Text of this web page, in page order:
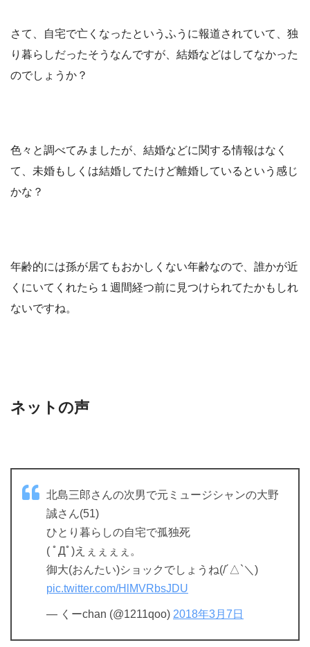
さて、自宅で亡くなったというふうに報道されていて、独
り暮らしだったそうなんですが、結婚などはしてなかった
のでしょうか？
色々と調べてみましたが、結婚などに関する情報はなく
て、未婚もしくは結婚してたけど離婚しているという感じ
かな？
年齢的には孫が居てもおかしくない年齢なので、誰かが近
くにいてくれたら１週間経つ前に見つけられてたかもしれ
ないですね。
ネットの声
北島三郎さんの次男で元ミュージシャンの大野
誠さん(51)
ひとり暮らしの自宅で孤独死
( ﾟДﾟ)えぇぇぇぇ。
御大(おんたい)ショックでしょうね(/´△`＼)
pic.twitter.com/HlMVRbsJDU
— くーchan (@1211qoo) 2018年3月7日